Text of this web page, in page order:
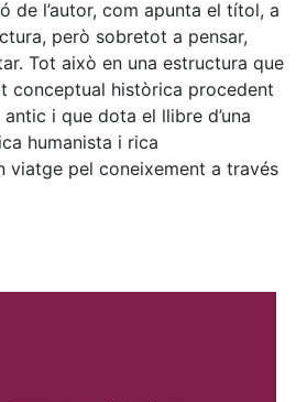
de l’autor, com apunta el títol, a
però sobretot a pensar,
Tot això en una estructura que
conceptual històrica procedent
i que dota el llibre d’una
humanista i rica
viatge pel coneixement a través